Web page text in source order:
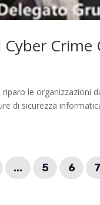
Crime
le organizzazioni
di sicurezza
... 5 6 7